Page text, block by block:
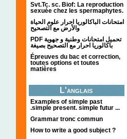
Svt.Tc. sc. Biof: La reproduction
sexuée chez les spermaphytes.
امتحانات الباكالوريا احرار علوم الحياة
والأرض مع التصحيح
PDF تحميل امتحانات وطنية و جهوية
باكالوريا احرار مع التصحيح بصيغة
Épreuves du bac et correction,
toutes options et toutes
matières
L'anglais
Examples of simple past
.simple present. simple futur ...
Grammar tronc commun
How to write a good subject ?